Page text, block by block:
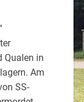
Qualen in
Am
SS-